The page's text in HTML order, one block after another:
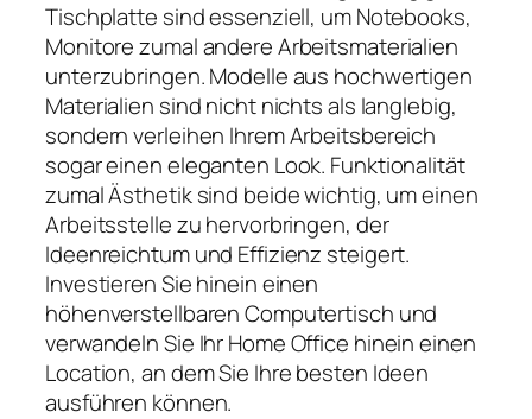
Tischplatte sind essenziell, um Notebooks,
Monitore zumal andere Arbeitsmaterialien
unterzubringen. Modelle aus hochwertigen
Materialien sind nicht nichts als langlebig,
sondern verleihen Ihrem Arbeitsbereich
sogar einen eleganten Look. Funktionalität
zumal Ästhetik sind beide wichtig, um einen
Arbeitsstelle zu hervorbringen, der
Ideenreichtum und Effizienz steigert.
Investieren Sie hinein einen
höhenverstellbaren Computertisch und
verwandeln Sie Ihr Home Office hinein einen
Location, an dem Sie Ihre besten Ideen
ausführen können.